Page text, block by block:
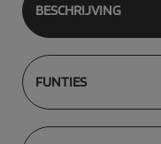
BESCHRIJVING
FUNTIES